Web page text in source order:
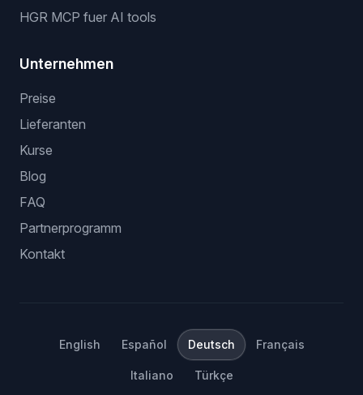
HGR MCP fuer AI tools
Unternehmen
Preise
Lieferanten
Kurse
Blog
FAQ
Partnerprogramm
Kontakt
English Español Deutsch Français
Italiano Türkçe